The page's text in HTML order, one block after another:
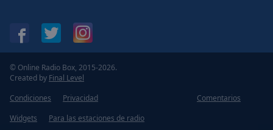
© Online Radio Box, 2015-2026.
Created by Final Level
Condiciones
Privacidad
Comentarios
Widgets
Para las estaciones de radio